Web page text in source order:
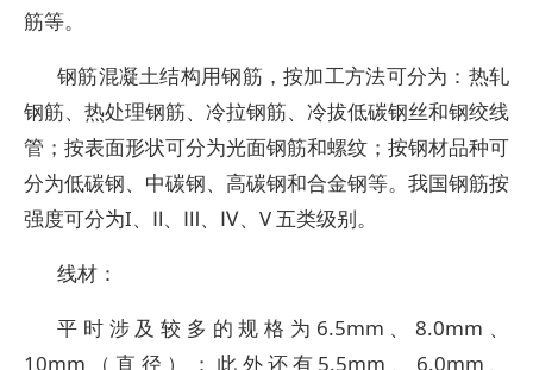
筋等。
钢筋混凝土结构用钢筋，按加工方法可分为：热轧
钢筋、热处理钢筋、冷拉钢筋、冷拔低碳钢丝和钢绞线
管；按表面形状可分为光面钢筋和螺纹；按钢材品种可
分为低碳钢、中碳钢、高碳钢和合金钢等。我国钢筋按
强度可分为I、Ⅱ、Ⅲ、Ⅳ、V 五类级别。
线材：
平时涉及较多的规格为6.5mm、8.0mm、
10mm（直径）；此外还有5.5mm、6.0mm、